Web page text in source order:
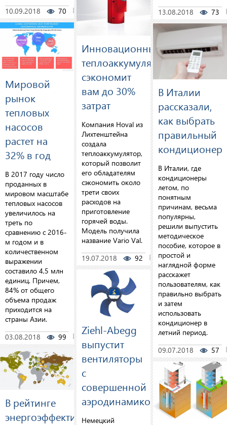
10.09.2018
70
Мировой
рынок
тепловых
насосов
растет на
32% в год
В 2017 году число
проданных в
мировом масштабе
тепловых насосов
увеличилось на
треть по
сравнению с 2016-
м годом и в
количественном
выражении
составило 4,5 млн
единиц. Причем,
84% от общего
объема продаж
приходится на
страны Азии.
03.08.2018
99 0
В рейтинге
энергоэффективности
Инновационный
теплоаккумулятор
сэкономит
вам до 30%
затрат
Компания Hoval из
Лихтенштейна
создала
теплоаккумулятор,
который позволит
его обладателям
сэкономить около
трети своих
расходов на
приготовление
горячей воды.
Модель получила
название Vario Val.
19.07.2018
92 0
Ziehl-Abegg
выпустит
вентиляторы
с
совершенной
аэродинамикой
Немецкий
13.08.2018
73
В Италии
рассказали,
как выбрать
правильный
кондиционер
В Италии, где
кондиционеры
летом, по
понятным
причинам, весьма
популярны,
решили выпустить
методическое
пособие, которое в
простой и
наглядной форме
расскажет
пользователям, как
правильно выбрать
и затем
использовать
кондиционер в
летний период.
09.07.2018
57